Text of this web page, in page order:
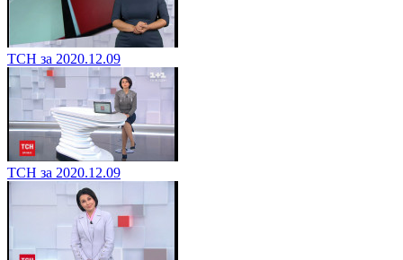
ТСН за 2020.12.09
ТСН за 2020.12.09